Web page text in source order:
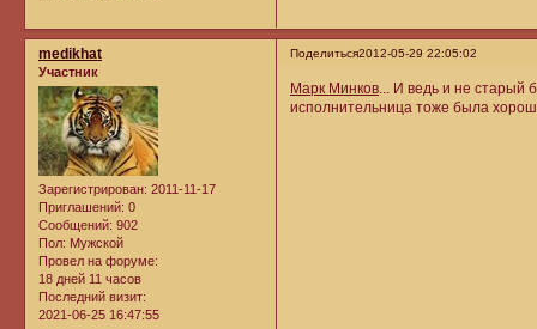
Поделиться2012-05-29 22:05:02
medikhat
Участник
Зарегистрирован: 2011-11-17
Приглашений: 0
Сообщений: 902
Пол: Мужской
Провел на форуме:
18 дней 11 часов
Последний визит:
2021-06-25 16:47:55
Марк Минков ... И ведь и не
исполнительница тоже была